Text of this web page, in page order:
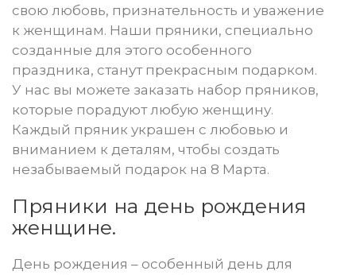
свою любовь, признательность и уважение
к женщинам. Наши пряники, специально
созданные для этого особенного
праздника, станут прекрасным подарком.
У нас вы можете заказать набор пряников,
которые порадуют любую женщину.
Каждый пряник украшен с любовью и
вниманием к деталям, чтобы создать
незабываемый подарок на 8 Марта.
Пряники на день рождения
женщине.
День рождения – особенный день для